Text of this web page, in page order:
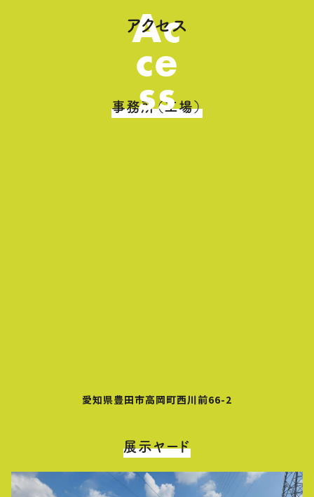
Ac
ce
ss
アクセス
事務所（工場）
愛知県豊田市高岡町西川前66-2
展示ヤード